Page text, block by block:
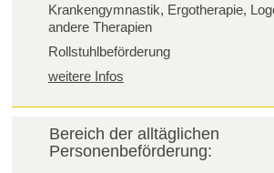
Krankengymnastik, Ergotherapie,
andere Therapien
Rollstuhlbeförderung
weitere Infos
Bereich der alltäglichen
Personenbeförderung: